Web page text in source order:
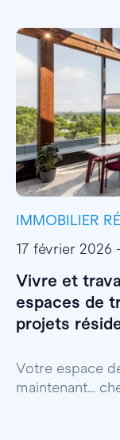
IMMOBILIER
17 février 2026
Vivre et
espaces de
projets
Votre espace
maintenant…